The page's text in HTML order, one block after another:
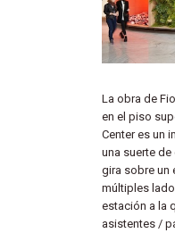
La obra de
en el piso
Center es un
una suerte
gira sobre un
múltiples
estación a la
asistentes /